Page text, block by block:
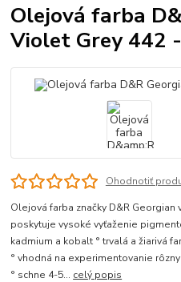
Olejová farba
Violet Grey 442
Ohodnotiť
Olejová farba značky D&R Georgian
poskytuje vysoké vyťaženie
kadmium a kobalt ° trvalá a žiarivá
° vhodná na experimentovanie
° schne 4-5... celý popis